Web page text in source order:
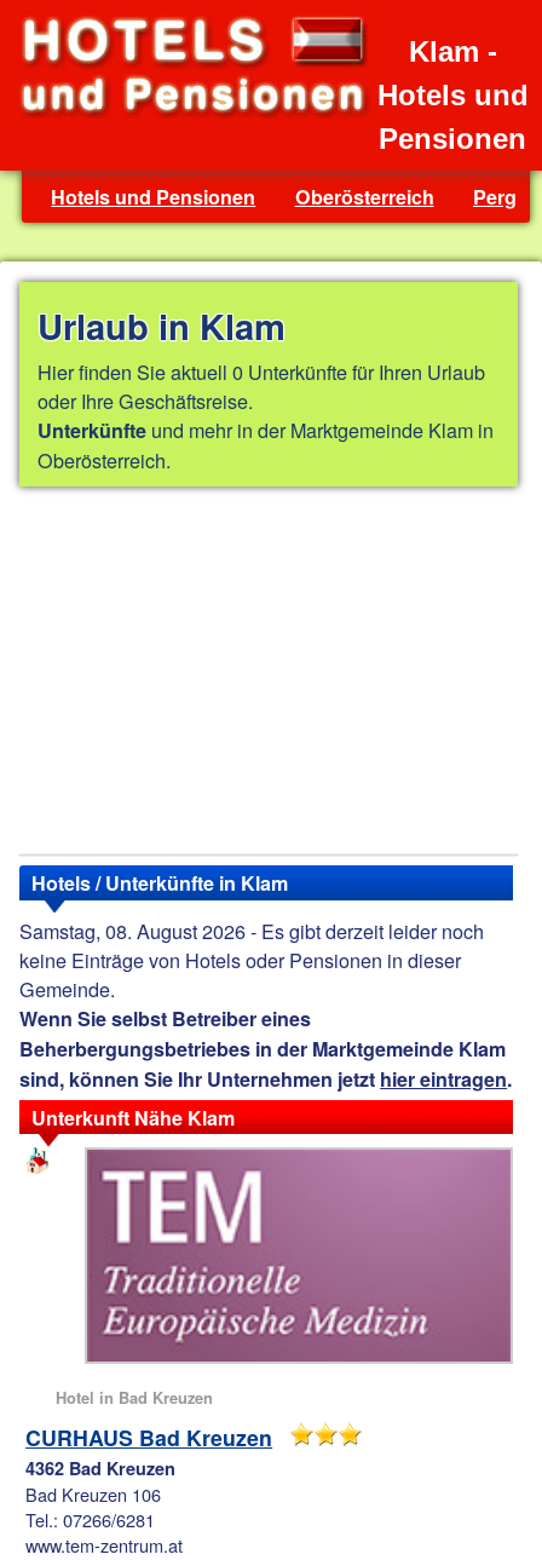
Klam -
Hotels und
Pensionen
Hotels und Pensionen Oberösterreich Perg
Urlaub in Klam
Hier finden Sie aktuell 0 Unterkünfte für Ihren Urlaub
oder Ihre Geschäftsreise.
Unterkünfte und mehr in der Marktgemeinde Klam in
Oberösterreich.
Hotels / Unterkünfte in Klam
Samstag, 08. August 2026 - Es gibt derzeit leider noch
keine Einträge von Hotels oder Pensionen in dieser
Gemeinde.
Wenn Sie selbst Betreiber eines
Beherbergungsbetriebes in der Marktgemeinde Klam
sind, können Sie Ihr Unternehmen jetzt hier eintragen.
Unterkunft Nähe Klam
Hotel in Bad Kreuzen
CURHAUS Bad Kreuzen
4362 Bad Kreuzen
Bad Kreuzen 106
Tel.: 07266/6281
www.tem-zentrum.at